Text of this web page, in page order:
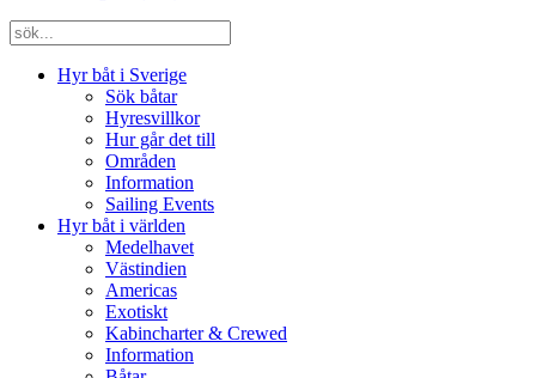
Hyr båt i Sverige
Sök båtar
Hyresvillkor
Hur går det till
Områden
Information
Sailing Events
Hyr båt i världen
Medelhavet
Västindien
Americas
Exotiskt
Kabincharter & Crewed
Information